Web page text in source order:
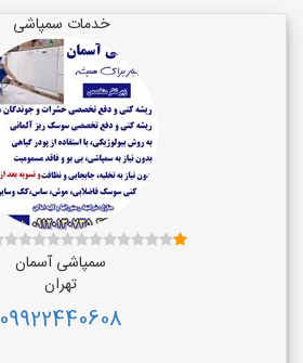
خدمات سمپاشی
سمپاشی آسمان
تهران
09922440608